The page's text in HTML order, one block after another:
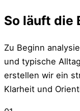
So läuft die
Zu Beginn
und typische
erstellen wir ein
Klarheit und